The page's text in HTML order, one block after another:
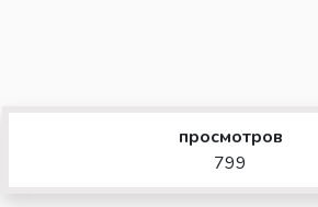
просмотров
799